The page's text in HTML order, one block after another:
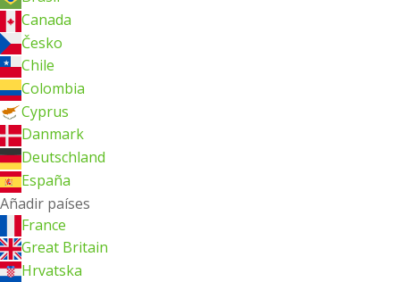
Canada
Česko
Chile
Colombia
Cyprus
Danmark
Deutschland
España
Añadir países
France
Great Britain
Hrvatska